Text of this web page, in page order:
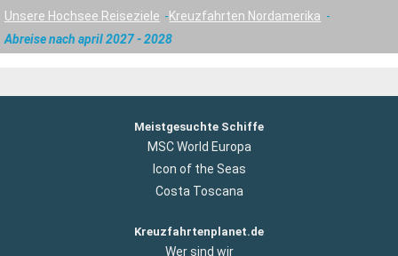
Unsere Hochsee Reiseziele
Kreuzfahrten Nordamerika
Abreise nach april 2027 - 2028
Meistgesuchte Schiffe
MSC World Europa
Icon of the Seas
Costa Toscana
Kreuzfahrtenplanet.de
Wer sind wir